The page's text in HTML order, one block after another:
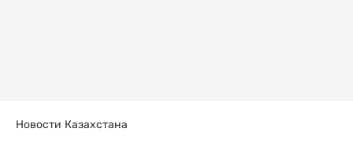
Новости Казахстана